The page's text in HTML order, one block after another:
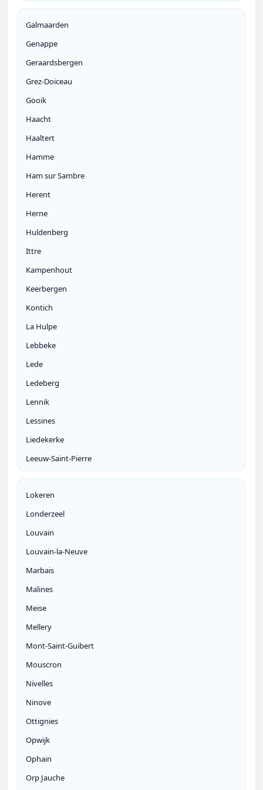
Galmaarden
Genappe
Geraardsbergen
Grez-Doiceau
Gooik
Haacht
Haaltert
Hamme
Ham sur Sambre
Herent
Herne
Huldenberg
Ittre
Kampenhout
Keerbergen
Kontich
La Hulpe
Lebbeke
Lede
Ledeberg
Lennik
Lessines
Liedekerke
Leeuw-Saint-Pierre
Lokeren
Londerzeel
Louvain
Louvain-la-Neuve
Marbais
Malines
Meise
Mellery
Mont-Saint-Guibert
Mouscron
Nivelles
Ninove
Ottignies
Opwijk
Ophain
Orp Jauche